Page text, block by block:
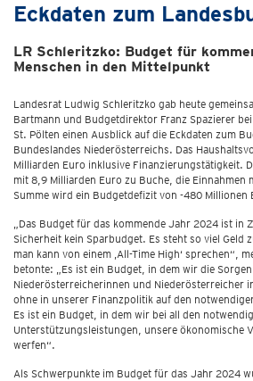
Eckdaten zum
LR Schleritzko: Budget für
Menschen in den Mittelpunkt
Landesrat Ludwig Schleritzko gab heute
Bartmann und Budgetdirektor Franz Spazierer
St. Pölten einen Ausblick auf die Eckdaten zum
Bundeslandes Niederösterreichs. Das
Milliarden Euro inklusive Finanzierungstätigkeit.
mit 8,9 Milliarden Euro zu Buche, die Einnahmen
Summe wird ein Budgetdefizit von -480 Millionen
„Das Budget für das kommende Jahr 2024 ist in
Sicherheit kein Sparbudget. Es steht so viel Geld
man kann von einem ‚All-Time High‘ sprechen“,
betonte: „Es ist ein Budget, in dem wir die
Niederösterreicherinnen und Niederösterreicher
ohne in unserer Finanzpolitik auf den
Es ist ein Budget, in dem wir bei all den
Unterstützungsleistungen, unsere ökonomische
werfen“.
Als Schwerpunkte im Budget für das Jahr 2024